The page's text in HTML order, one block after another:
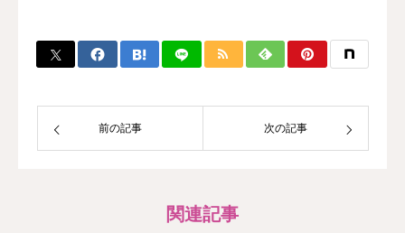
前の記事 次の記事
関連記事